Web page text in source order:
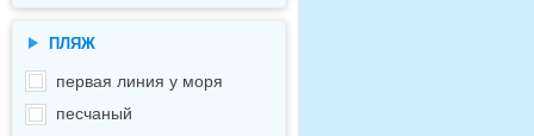
ПЛЯЖ
первая линия у моря
песчаный